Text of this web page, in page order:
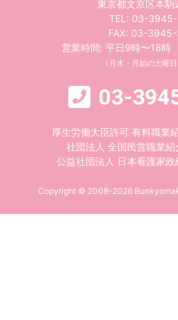
東京都文京区本
TEL: 03-3945-
FAX: 03-
営業時間: 平日9時〜18時
（月末・月始の土曜日
03-
厚生労働大臣許可 有料職業
社団法人 全国民営職業紹
公益社団法人 日本看護家政
Copyright © 2008-2026